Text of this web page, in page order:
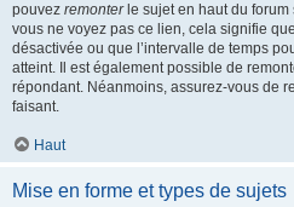
pouvez remonterle sujet en haut du forum
vous ne voyez pas ce lien, cela signifie
désactivée ou que l’intervalle de temps
atteint. Il est également possible de
répondant. Néanmoins, assurez-vous de
faisant.
Haut
Mise en forme et types de sujets